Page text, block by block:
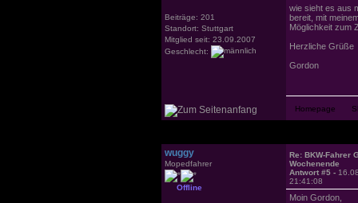
Beiträge: 201
Standort: Stuttgart
Mitglied seit: 23.09.2007
Geschlecht:
wie sieht es aus
bereit, mit
Möglichkeit zum
Herzliche Grüße
Gordon
wuggy
Mopedfahrer
Offline
Re: BKW-Fahrer
Wochenende
Antwort #5 -
21:41:08
Moin Gordon,